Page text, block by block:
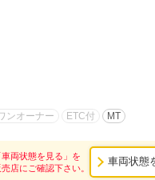
ンオーナー ETC付 MT
両状態を見る」を
店にご確認下さい。
車両状態